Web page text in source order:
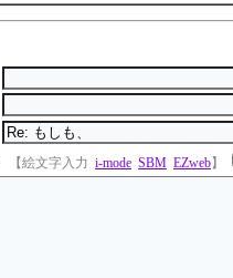
【絵文字入力 i-mode SBM EZweb】